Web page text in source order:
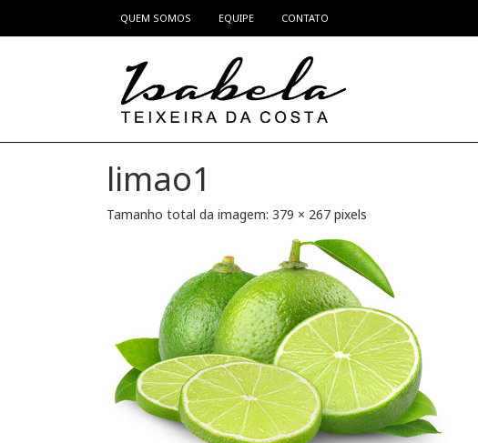
Pular para o conteúdo
QUEM SOMOS EQUIPE CONTATO
limao1
Tamanho total da imagem: 379 × 267 pixels